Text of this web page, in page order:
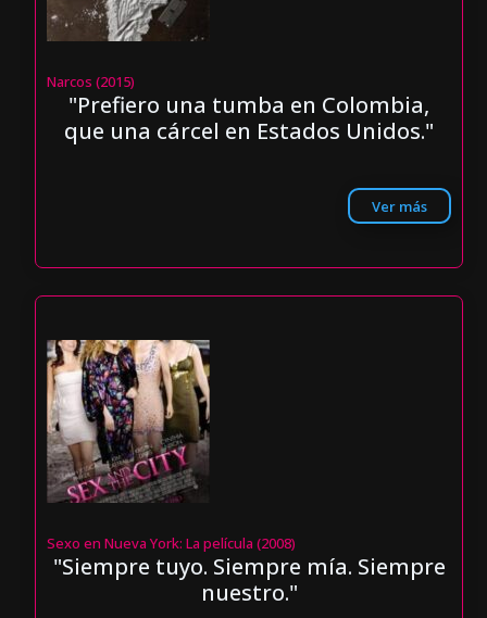
Narcos (2015)
"Prefiero una tumba en Colombia,
que una cárcel en Estados Unidos."
Ver más
Sexo en Nueva York: La película (2008)
"Siempre tuyo. Siempre mía. Siempre
nuestro."